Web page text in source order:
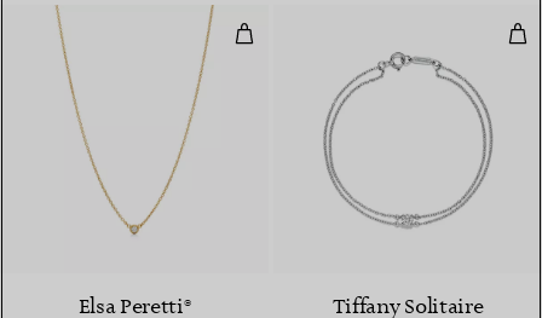
Diamonds by the Yard®
Elsa Peretti® Tiffany Solitaire